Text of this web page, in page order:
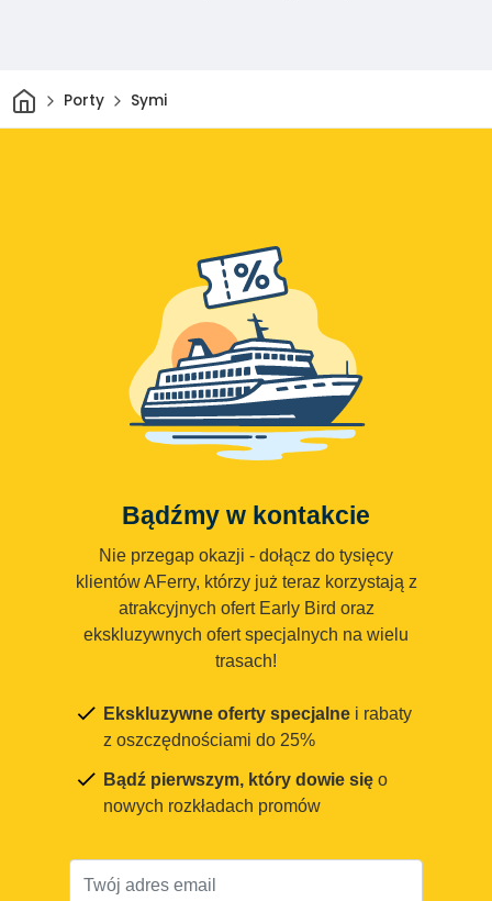
DomPorty Symi
Bądźmy w kontakcie
Nie przegap okazji - dołącz do tysięcy
klientów AFerry, którzy już teraz korzystają z
atrakcyjnych ofert Early Bird oraz
ekskluzywnych ofert specjalnych na wielu
trasach!
Ekskluzywne oferty specjalne i rabaty
z oszczędnościami do 25%
Bądź pierwszym, który dowie się o
nowych rozkładach promów